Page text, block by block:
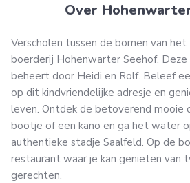
Over
Verscholen tussen de bomen van
boerderij Hohenwarter Seehof.
beheert door Heidi en Rolf. Beleef
op dit kindvriendelijke adresje en
leven. Ontdek de betoverend mooie
bootje of een kano en ga het water
authentieke stadje Saalfeld. Op de
restaurant waar je kan genieten van
gerechten.